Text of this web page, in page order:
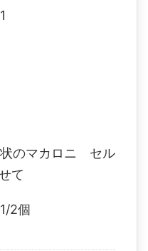
のマカロニ セル
て
2個